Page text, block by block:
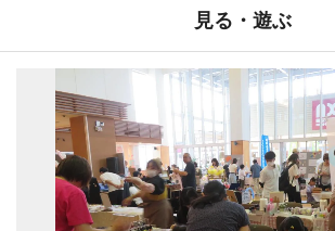
見る・遊ぶ